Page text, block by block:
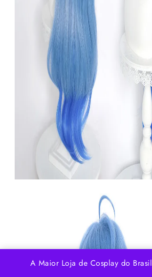
A Maior Loja de Cosplay do Brasil